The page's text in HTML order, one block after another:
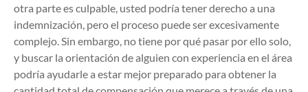
otra parte es culpable, usted podría tener derecho a una
indemnización, pero el proceso puede ser excesivamente
complejo. Sin embargo, no tiene por qué pasar por ello solo,
y buscar la orientación de alguien con experiencia en el área
podría ayudarle a estar mejor preparado para obtener la